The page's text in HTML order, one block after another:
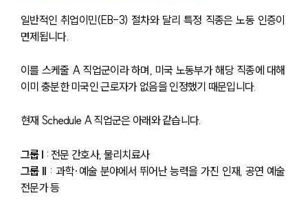
일반적인 취업이민(EB-3) 절차와 달리 특정 직종은 노동 인증이
면제됩니다.
이를 스케줄 A 직업군이라 하며, 미국 노동부가 해당 직종에 대해
이미 충분한 미국인 근로자가 없음을 인정했기 때문입니다.
현재 Schedule A 직업군은 아래와 같습니다.
그룹 I : 전문 간호사, 물리치료사
그룹 II : 과학·예술 분야에서 뛰어난 능력을 가진 인재, 공연 예술
전문가 등